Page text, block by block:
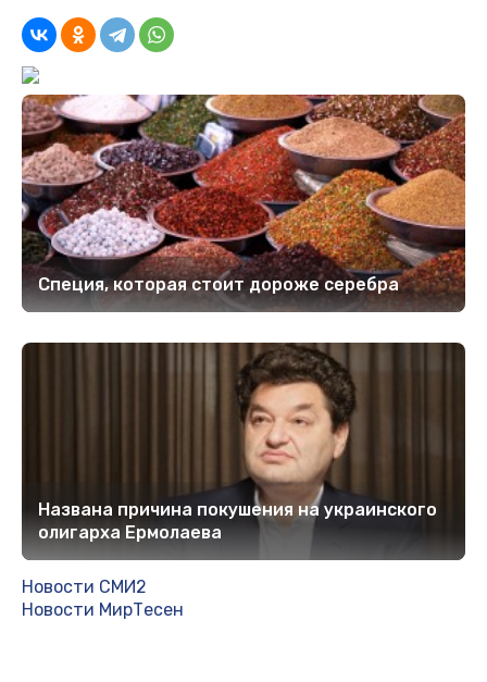
Специя, которая стоит дороже серебра
Названа причина покушения на украинского
олигарха Ермолаева
Новости СМИ2
Новости МирТесен